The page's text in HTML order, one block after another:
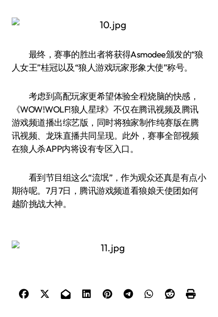
最终，赛事的胜出者将获得Asmodee颁发的“狼
人女王”桂冠以及“狼人游戏玩家形象大使”称号。
考虑到高配玩家更希望体验全程烧脑的快感，
《WOW!WOLF!狼人星球》不仅在腾讯视频及腾讯
游戏频道播出综艺版，同时将独家制作纯赛版在腾
讯视频、龙珠直播共同呈现。此外，赛事全部视频
在狼人杀APP内将设有专区入口。
看到节目组这么“流氓”，作为观众还真是有点小
期待呢。7月7日，腾讯游戏频道看狼娘天使团如何
越阶挑战大神。